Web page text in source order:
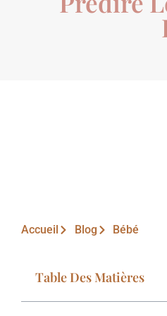
Accueil Blog Bébé
Table Des Matières